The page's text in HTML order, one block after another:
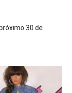
30 de